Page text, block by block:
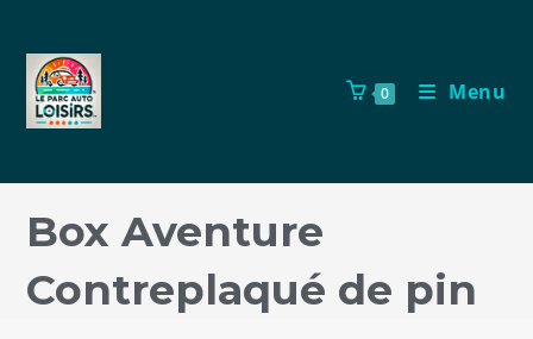
0 Menu
Box Aventure
Contreplaqué de pin